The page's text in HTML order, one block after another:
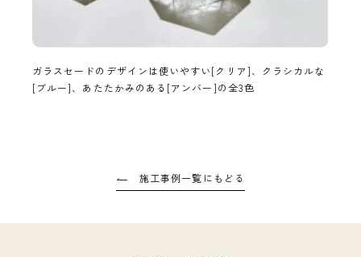
ガラスセードのデザインは使いやすい[クリア]、クラシカルな
[ブルー]、あたたかみのある[アンバー]の全3色
施工事例一覧にもどる